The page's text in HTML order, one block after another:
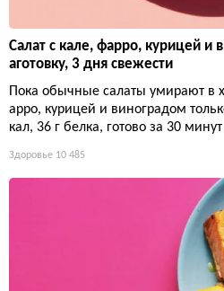
Салат с кале, фарро, курицей и
аготовку, 3 дня свежести
Пока обычные салаты умирают в
арро, курицей и виноградом
кал, 36 г белка, готово за 30
Здоровье 10 485